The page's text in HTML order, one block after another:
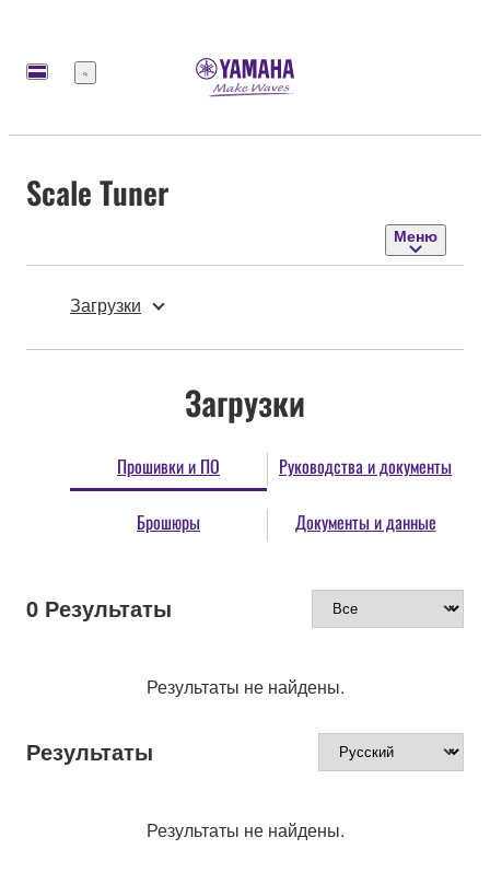
Меню
Scale Tuner
Меню
Загрузки
Загрузки
Прошивки и ПО Руководства и документы
Брошюры Документы и данные
0 Результаты
Результаты не найдены.
Результаты
Результаты не найдены.